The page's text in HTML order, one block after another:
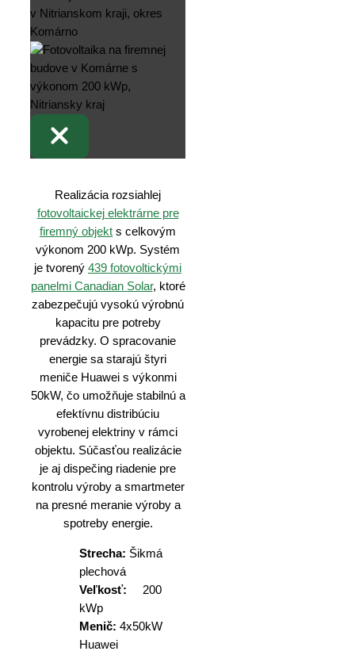
Realizácia rozsiahlej
fotovoltaickej elektrárne pre
firemný objekt s celkovým
výkonom 200 kWp. Systém
je tvorený 439 fotovoltickými
panelmi Canadian Solar, ktoré
zabezpečujú vysokú výrobnú
kapacitu pre potreby
prevádzky. O spracovanie
energie sa starajú štyri
meniče Huawei s výkonmi
50kW, čo umožňuje stabilnú a
efektívnu distribúciu
vyrobenej elektriny v rámci
objektu. Súčasťou realizácie
je aj dispečing riadenie pre
kontrolu výroby a smartmeter
na presné meranie výroby a
spotreby energie.
Strecha: Šikmá
plechová
Veľkosť: 200
kWp
Menič: 4x50kW
Huawei